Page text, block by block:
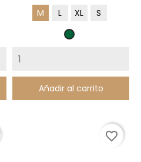
M L XL
S
Verde
Añadir al carrito
favorite_border